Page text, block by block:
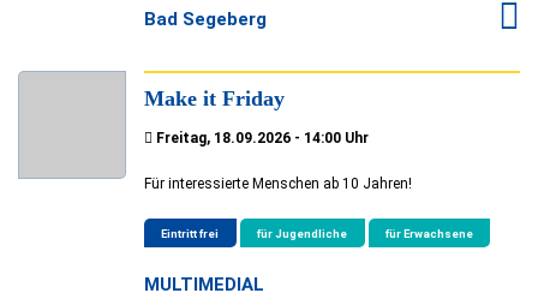
Bad Segeberg
Make it Friday
Freitag, 18.09.2026 - 14:00 Uhr
Für interessierte Menschen ab 10 Jahren!
Eintritt frei für Jugendliche für Erwachsene
MULTIMEDIAL